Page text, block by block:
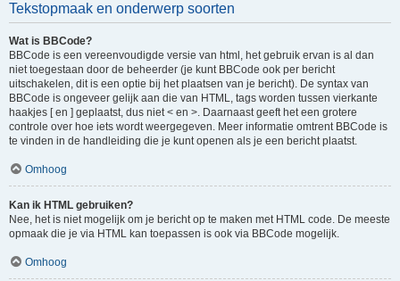
Tekstopmaak en onderwerp soorten
Wat is BBCode?
BBCode is een vereenvoudigde versie van html, het gebruik ervan is al dan
niet toegestaan door de beheerder (je kunt BBCode ook per bericht
uitschakelen, dit is een optie bij het plaatsen van je bericht). De syntax van
BBCode is ongeveer gelijk aan die van HTML, tags worden tussen vierkante
haakjes [ en ] geplaatst, dus niet < en >. Daarnaast geeft het een grotere
controle over hoe iets wordt weergegeven. Meer informatie omtrent BBCode is
te vinden in de handleiding die je kunt openen als je een bericht plaatst.
Omhoog
Kan ik HTML gebruiken?
Nee, het is niet mogelijk om je bericht op te maken met HTML code. De meeste
opmaak die je via HTML kan toepassen is ook via BBCode mogelijk.
Omhoog